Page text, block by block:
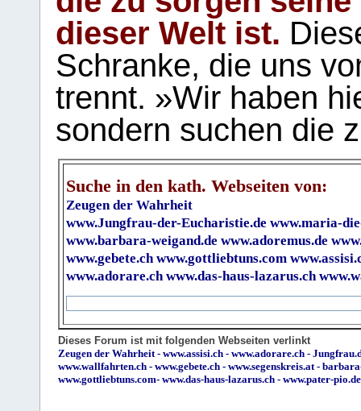
dieser Welt ist.
Schranke, die uns
trennt. »Wir haben
sondern suchen die
Suche in den kath. Webseiten von:
Zeugen der Wahrheit
www.Jungfrau-der-Eucharistie.de www.maria-
www.barbara-weigand.de www.adoremus.de
www.gebete.ch www.gottliebtuns.com
www.adorare.ch www.das-haus-lazarus.ch
Dieses Forum ist mit folgenden Webseiten verlinkt
Zeugen der Wahrheit - www.assisi.ch - www.adorare.ch -
www.wallfahrten.ch - www.gebete.ch - www.segenskreis.at -
www.gottliebtuns.com- www.das-haus-lazarus.ch - www.pater-pio.de